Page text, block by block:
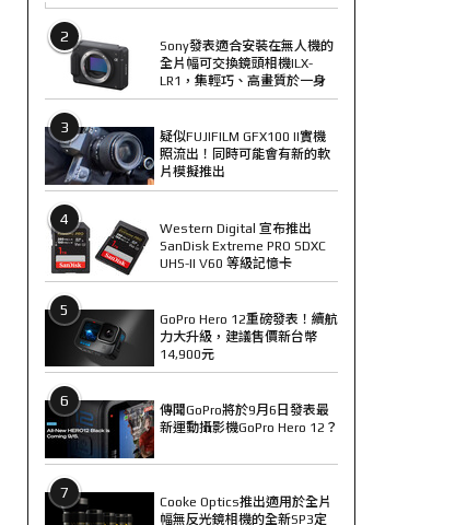
2
Sony發表適合安裝在無人機的
全片幅可交換鏡頭相機ILX-
LR1，集輕巧、高畫質於一身
3
疑似FUJIFILM GFX100 II實機
照流出！同時可能會有新的軟
片模擬推出
4
Western Digital 宣布推出
SanDisk Extreme PRO SDXC
UHS-II V60 等級記憶卡
5
GoPro Hero 12重磅發表！續航
力大升級，建議售價新台幣
14,900元
6
傳聞GoPro將於9月6日發表最
新運動攝影機GoPro Hero 12？
7
Cooke Optics推出適用於全片
幅無反光鏡相機的全新SP3定